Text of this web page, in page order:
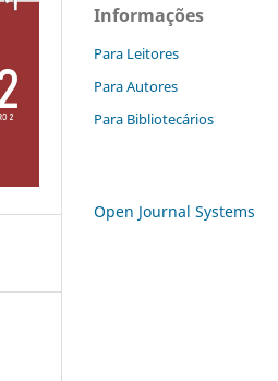
Informações
Para Leitores
Para Autores
Para Bibliotecários
Open Journal Systems